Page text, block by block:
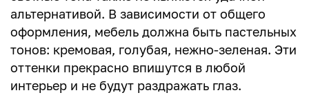
альтернативой. В зависимости от общего
оформления, мебель должна быть пастельных
тонов: кремовая, голубая, нежно-зеленая. Эти
оттенки прекрасно впишутся в любой
интерьер и не будут раздражать глаз.